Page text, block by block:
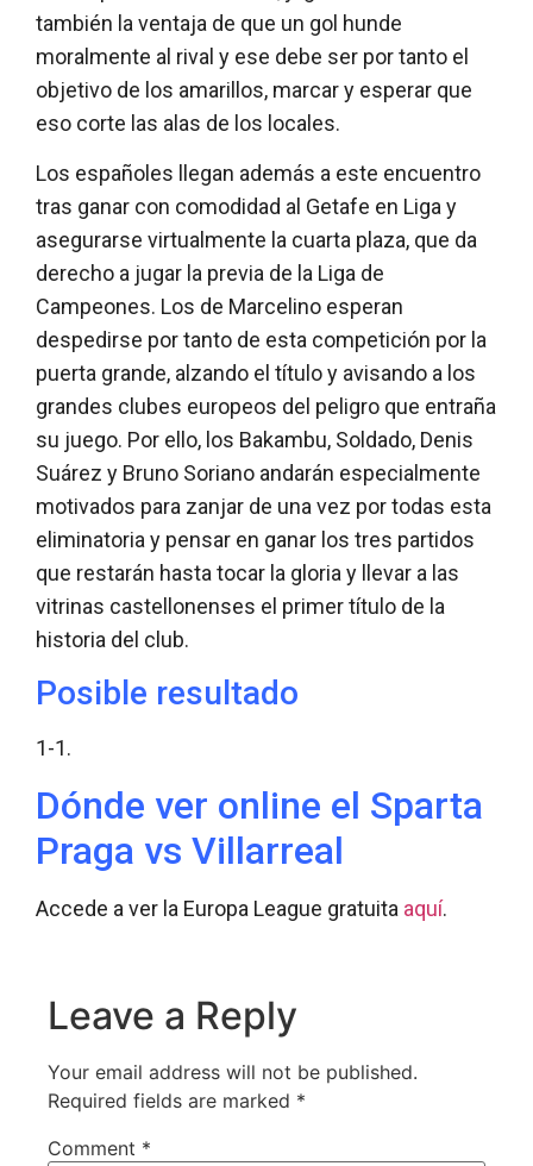
también la ventaja de que un gol hunde
moralmente al rival y ese debe ser por tanto el
objetivo de los amarillos, marcar y esperar que
eso corte las alas de los locales.
Los españoles llegan además a este encuentro
tras ganar con comodidad al Getafe en Liga y
asegurarse virtualmente la cuarta plaza, que da
derecho a jugar la previa de la Liga de
Campeones. Los de Marcelino esperan
despedirse por tanto de esta competición por la
puerta grande, alzando el título y avisando a los
grandes clubes europeos del peligro que entraña
su juego. Por ello, los Bakambu, Soldado, Denis
Suárez y Bruno Soriano andarán especialmente
motivados para zanjar de una vez por todas esta
eliminatoria y pensar en ganar los tres partidos
que restarán hasta tocar la gloria y llevar a las
vitrinas castellonenses el primer título de la
historia del club.
Posible resultado
1-1.
Dónde ver online el Sparta
Praga vs Villarreal
Accede a ver la Europa League gratuita aquí.
Leave a Reply
Your email address will not be published.
Required fields are marked *
Comment *